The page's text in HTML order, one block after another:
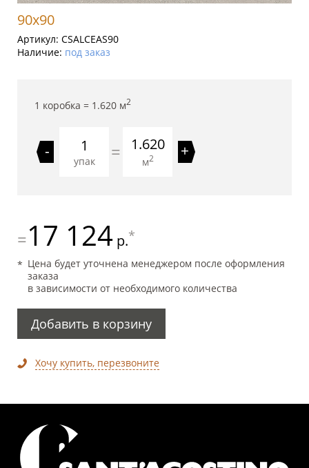
90x90
Артикул: CSALCEAS90
Наличие: под заказ
1 коробка = 1.620 м2
-
упак = 1.620
м2 +
=17 124 р.*
Цена будет уточнена менеджером после оформления
заказа
в зависимости от необходимого количества
Добавить в корзину
Хочу купить, перезвоните